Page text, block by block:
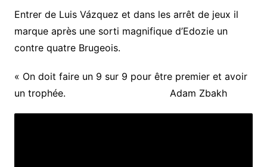
Entrer de Luis Vázquez et dans les arrêt de jeux il
marque après une sorti magnifique d’Edozie un
contre quatre Brugeois.
« On doit faire un 9 sur 9 pour être premier et avoir
un trophée. Adam Zbakh